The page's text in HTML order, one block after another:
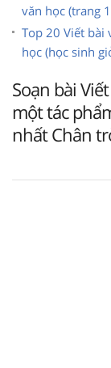
văn học (trang
Top 20 Viết bài
học (học sinh
Soạn bài
một tác
nhất Chân